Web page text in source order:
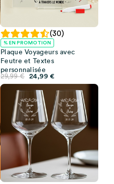
(30)
% EN PROMOTION
Plaque Voyageurs avec
Feutre et Textes
personnalisée
29,99€
Le
prix
initial
était :
29,99 €.
24,99 €
prix
actuel
est :
24,99 €.